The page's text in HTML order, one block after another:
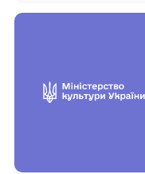
України